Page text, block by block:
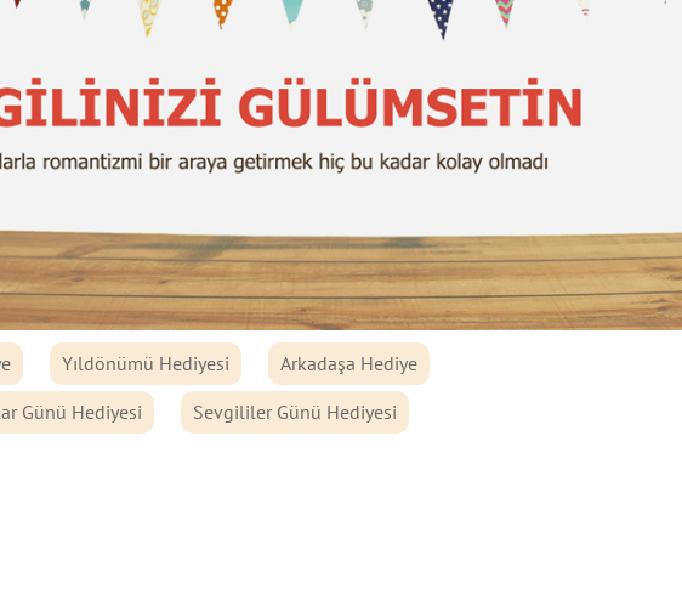
Yıldönümü Hediyesi
Arkadaşa Hediye
Günü Hediyesi
Sevgililer Günü Hediyesi